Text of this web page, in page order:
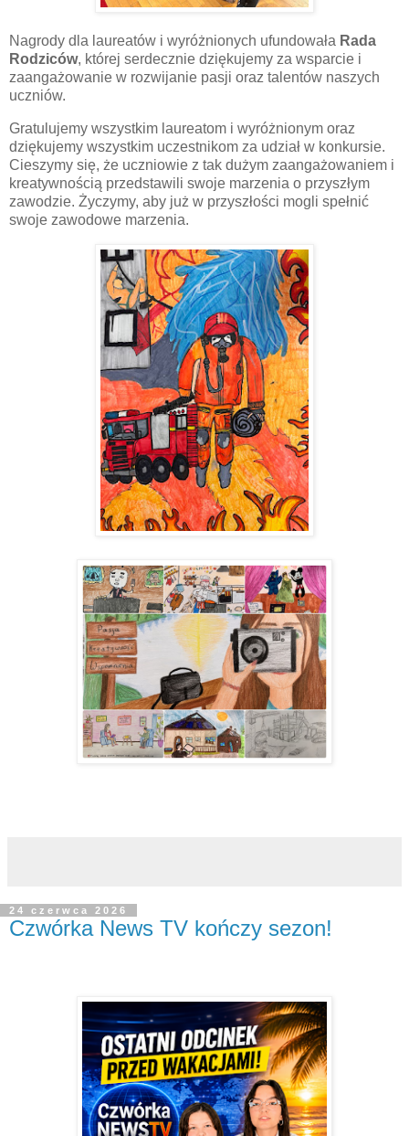
Nagrody dla laureatów i wyróżnionych ufundowała Rada
Rodziców, której serdecznie dziękujemy za wsparcie i
zaangażowanie w rozwijanie pasji oraz talentów naszych
uczniów.
Gratulujemy wszystkim laureatom i wyróżnionym oraz
dziękujemy wszystkim uczestnikom za udział w konkursie.
Cieszymy się, że uczniowie z tak dużym zaangażowaniem i
kreatywnością przedstawili swoje marzenia o przyszłym
zawodzie. Życzymy, aby już w przyszłości mogli spełnić
swoje zawodowe marzenia.
24 czerwca 2026
Czwórka News TV kończy sezon!